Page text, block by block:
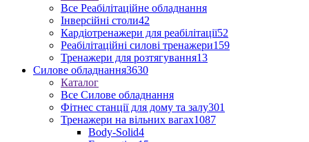
Все Реабілітаційне обладнання
Інверсійні столи42
Кардіотренажери для реабілітації52
Реабілітаційні силові тренажери159
Тренажери для розтягування13
Силове обладнання3630
Каталог
Все Силове обладнання
Фітнес станції для дому та залу301
Тренажери на вільних вагах1087
Body-Solid4